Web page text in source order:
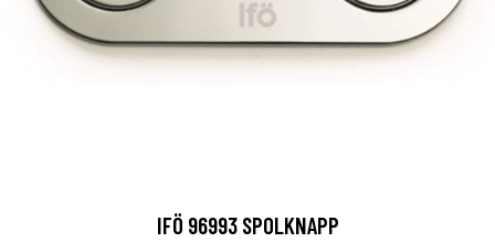
IFÖ 96993 SPOLKNAPP